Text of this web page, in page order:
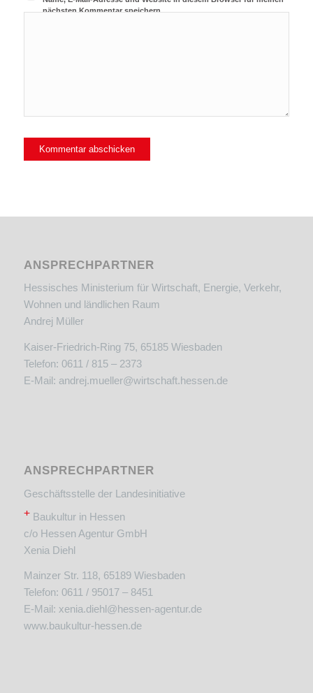
nächsten Kommentar speichern.
ANSPRECHPARTNER
Hessisches Ministerium für Wirtschaft, Energie, Verkehr,
Wohnen und ländlichen Raum
Andrej Müller
Kaiser-Friedrich-Ring 75, 65185 Wiesbaden
Telefon: 0611 / 815 – 2373
E-Mail: andrej.mueller@wirtschaft.hessen.de
ANSPRECHPARTNER
Geschäftsstelle der Landesinitiative
+Baukultur in Hessen
c/o Hessen Agentur GmbH
Xenia Diehl
Mainzer Str. 118, 65189 Wiesbaden
Telefon: 0611 / 95017 – 8451
E-Mail: xenia.diehl@hessen-agentur.de
www.baukultur-hessen.de